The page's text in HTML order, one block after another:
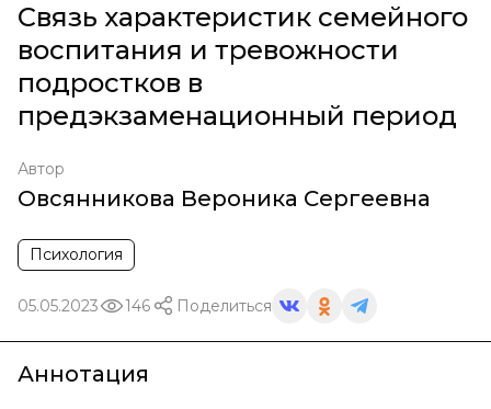
Связь характеристик семейного
воспитания и тревожности
подростков в
предэкзаменационный период
Автор
Овсянникова Вероника Сергеевна
Психология
05.05.2023 146 Поделиться
Аннотация